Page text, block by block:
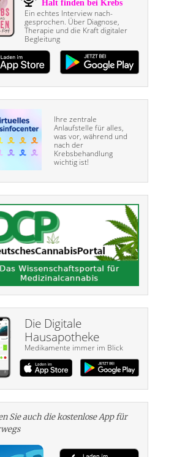
Ein echtes Interview nach­
gesprochen. Über Diagnose,
Therapie und die Kraft digitaler
Begleitung
Ihre zentrale
Anlaufstelle für alles,
was vor, während und
nach der
Krebsbehandlung
wichtig ist!
Die Digitale
Hausapotheke
Medikamente immer im Blick
Sie auch die kosten­lose App für